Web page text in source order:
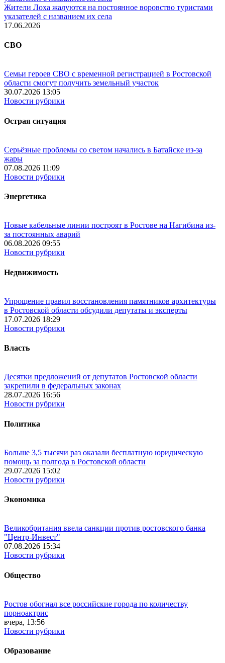
Жители Лоха жалуются на постоянное воровство туристами
указателей с названием их села
17.06.2026
СВО
Семьи героев СВО с временной регистрацией в Ростовской
области смогут получить земельный участок
30.07.2026 13:05
Новости рубрики
Острая ситуация
Серьёзные проблемы со светом начались в Батайске из-за
жары
07.08.2026 11:09
Новости рубрики
Энергетика
Новые кабельные линии построят в Ростове на Нагибина из-
за постоянных аварий
06.08.2026 09:55
Новости рубрики
Недвижимость
Упрощение правил восстановления памятников архитектуры
в Ростовской области обсудили депутаты и эксперты
17.07.2026 18:29
Новости рубрики
Власть
Десятки предложений от депутатов Ростовской области
закрепили в федеральных законах
28.07.2026 16:56
Новости рубрики
Политика
Больше 3,5 тысячи раз оказали бесплатную юридическую
помощь за полгода в Ростовской области
29.07.2026 15:02
Новости рубрики
Экономика
Великобритания ввела санкции против ростовского банка
"Центр-Инвест"
07.08.2026 15:34
Новости рубрики
Общество
Ростов обогнал все российские города по количеству
порноактрис
вчера, 13:56
Новости рубрики
Образование